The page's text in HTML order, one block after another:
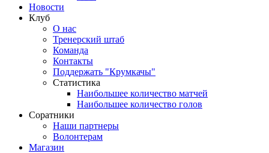
Новости
Клуб
О нас
Тренерский штаб
Команда
Контакты
Поддержать "Крумкачы"
Статистика
Наибольшее количество матчей
Наибольшее количество голов
Соратники
Наши партнеры
Волонтерам
Магазин